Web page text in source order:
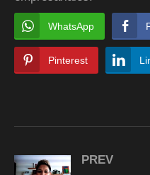
WhatsApp
Pinterest
PREV